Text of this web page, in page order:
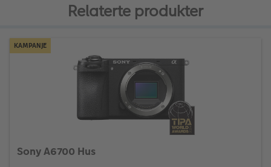
Relaterte produkter
KAMPANJE
Sony A6700 Hus